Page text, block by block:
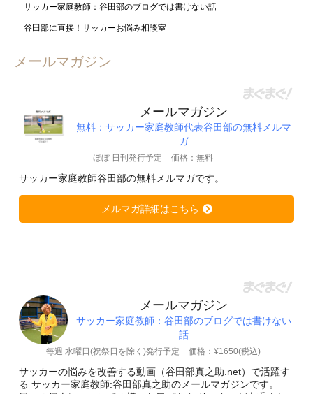
サッカー家庭教師：谷田部のブログでは書けない話
谷田部に直接！サッカーお悩み相談室
メールマガジン
メールマガジン
無料：サッカー家庭教師代表谷田部の無料メルマ
ガ
ほぼ 日刊発行予定 価格：無料
サッカー家庭教師谷田部の無料メルマガです。
メルマガ詳細はこちら
メールマガジン
サッカー家庭教師：谷田部のブログでは書けない
話
毎週 水曜日(祝祭日を除く)発行予定 価格：¥1650(税込)
サッカーの悩みを改善する動画（谷田部真之助.net）で活躍す
る サッカー家庭教師:谷田部真之助のメールマガジンです。